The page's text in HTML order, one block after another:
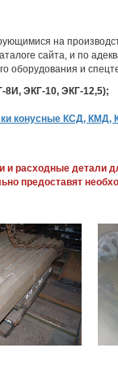
на
сайта, и по
оборудования и
8И, ЭКГ-10, ЭКГ-12,5);
конусные КСД, КМД,
и расходные детали
предоставят